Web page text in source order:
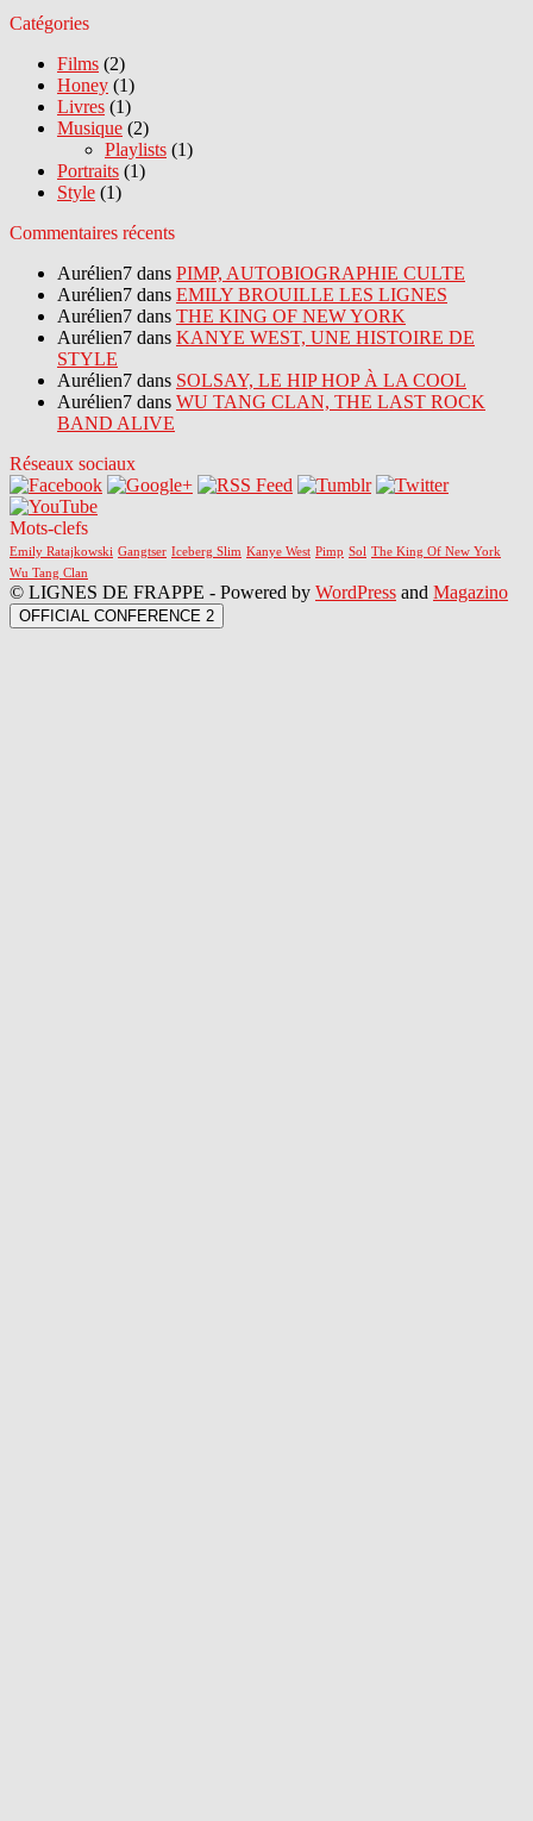
Catégories
Films (2)
Honey (1)
Livres (1)
Musique (2)
Playlists (1)
Portraits (1)
Style (1)
Commentaires récents
Aurélien7 dans PIMP, AUTOBIOGRAPHIE CULTE
Aurélien7 dans EMILY BROUILLE LES LIGNES
Aurélien7 dans THE KING OF NEW YORK
Aurélien7 dans KANYE WEST, UNE HISTOIRE DE
STYLE
Aurélien7 dans SOLSAY, LE HIP HOP À LA COOL
Aurélien7 dans WU TANG CLAN, THE LAST ROCK
BAND ALIVE
Réseaux sociaux
Mots-clefs
Emily Ratajkowski Gangtser Iceberg Slim Kanye West Pimp Sol The King Of New York
Wu Tang Clan
© LIGNES DE FRAPPE - Powered by WordPress and Magazino
OFFICIAL CONFERENCE 2